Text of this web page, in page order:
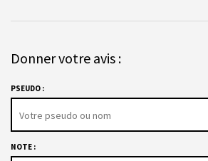
Donner votre avis :
PSEUDO :
NOTE :